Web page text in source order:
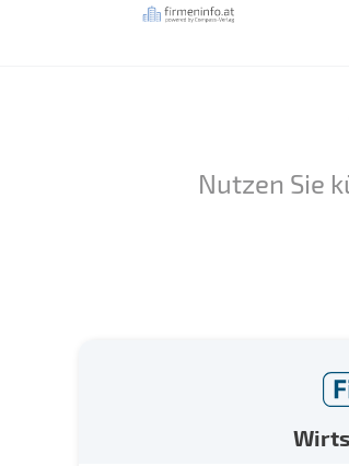
Nutzen Sie